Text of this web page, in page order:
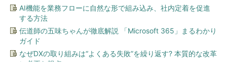
AI機能を業務フローに自然な形で組み込み、社内定着を促進
する方法
伝道師の五味ちゃんが徹底解説 「Microsoft 365」まるわかり
ガイド
なぜDXの取り組みは“よくある失敗”を繰り返す? 本質的な改革
に必要な視点